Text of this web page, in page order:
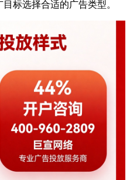
标选择合适的广告类型。